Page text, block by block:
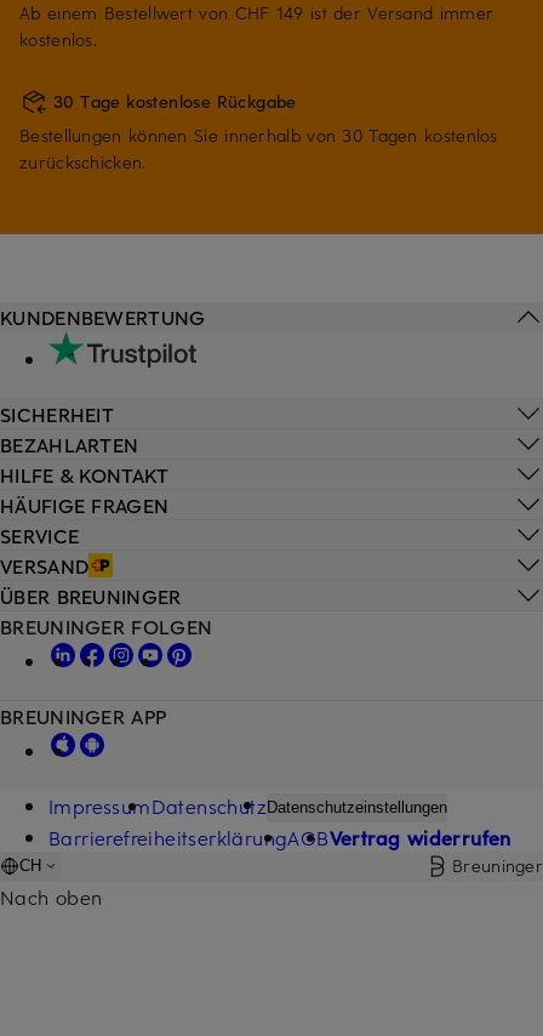
Ab einem Bestellwert von CHF 149 ist der Versand immer
kostenlos.
30 Tage kostenlose Rückgabe
Bestellungen können Sie innerhalb von 30 Tagen kostenlos
zurückschicken.
HILFE & KONTAKT
HÄUFIGE FRAGEN
SERVICE
VERSAND
KUNDENBEWERTUNG
SICHERHEIT
BEZAHLARTEN
ÜBER BREUNINGER
BREUNINGER FOLGEN
BREUNINGER APP
ImpressumDatenschutz Datenschutzeinstellungen
BarrierefreiheitserklärungAGBVertrag widerrufen
CH Breuninger
Nach oben